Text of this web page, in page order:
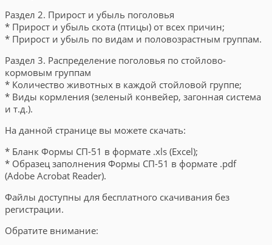
Раздел 2. Прирост и убыль поголовья
* Прирост и убыль скота (птицы) от всех причин;
* Прирост и убыль по видам и половозрастным группам.
Раздел 3. Распределение поголовья по стойлово-
кормовым группам
* Количество животных в каждой стойловой группе;
* Виды кормления (зеленый конвейер, загонная система
и т.д.).
На данной странице вы можете скачать:
* Бланк Формы СП-51 в формате .xls (Excel);
* Образец заполнения Формы СП-51 в формате .pdf
(Adobe Acrobat Reader).
Файлы доступны для бесплатного скачивания без
регистрации.
Обратите внимание: